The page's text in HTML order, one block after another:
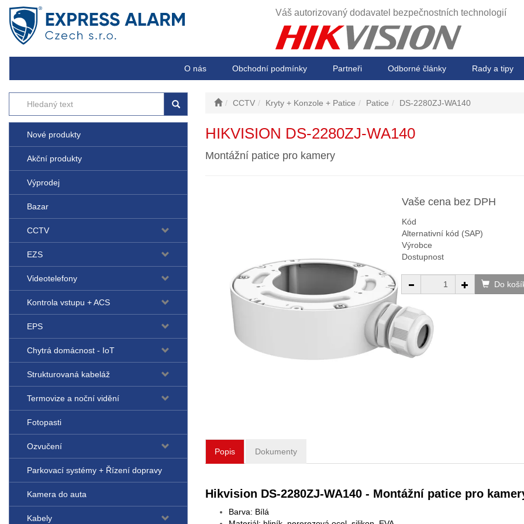
Váš autorizovaný dodavatel bezpečnostních technologií
O nás Obchodní podmínky Partneři Odborné články Rady a tipy
Nové produkty
Akční produkty
Výprodej
Bazar
CCTV
EZS
Videotelefony
Kontrola vstupu + ACS
EPS
Chytrá domácnost - IoT
Strukturovaná kabeláž
Termovize a noční vidění
Fotopasti
Ozvučení
Parkovací systémy + Řízení dopravy
Kamera do auta
Kabely
CCTV Kryty + Konzole + Patice Patice DS-2280ZJ-WA140
HIKVISION DS-2280ZJ-WA140
Montážní patice pro kamery
Vaše cena bez DPH
Kód
Alternativní kód (SAP)
Výrobce
Dostupnost
Do
Popis Dokumenty
Hikvision DS-2280ZJ-WA140 - Montážní patice pro
Barva: Bílá